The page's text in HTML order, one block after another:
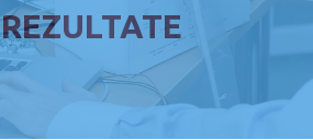
REZULTATE